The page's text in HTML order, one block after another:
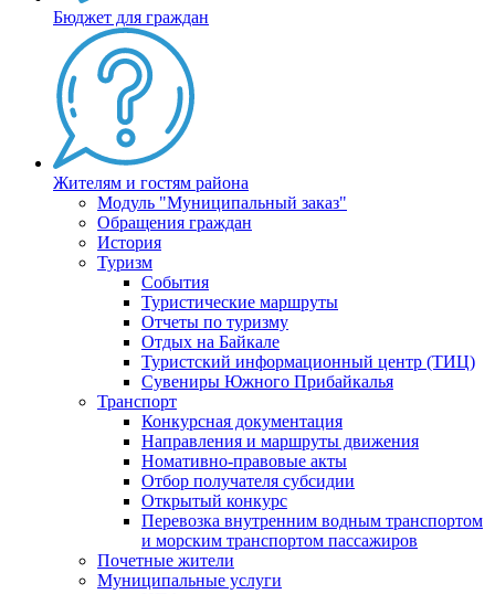
Бюджет для граждан
Жителям и гостям района
Модуль "Муниципальный заказ"
Обращения граждан
История
Туризм
События
Туристические маршруты
Отчеты по туризму
Отдых на Байкале
Туристский информационный центр (ТИЦ)
Сувениры Южного Прибайкалья
Транспорт
Конкурсная документация
Направления и маршруты движения
Номативно-правовые акты
Отбор получателя субсидии
Открытый конкурс
Перевозка внутренним водным транспортом
и морским транспортом пассажиров
Почетные жители
Муниципальные услуги